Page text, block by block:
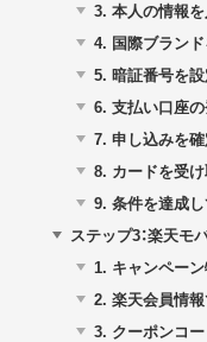
3. 本人の情報を
4. 国際ブラン
5. 暗証番号を
6. 支払い口座
7. 申し込みを
8. カードを受け
9. 条件を達成
ステップ3：楽天モ
1. キャンペー
2. 楽天会員情
3. クーポンコ